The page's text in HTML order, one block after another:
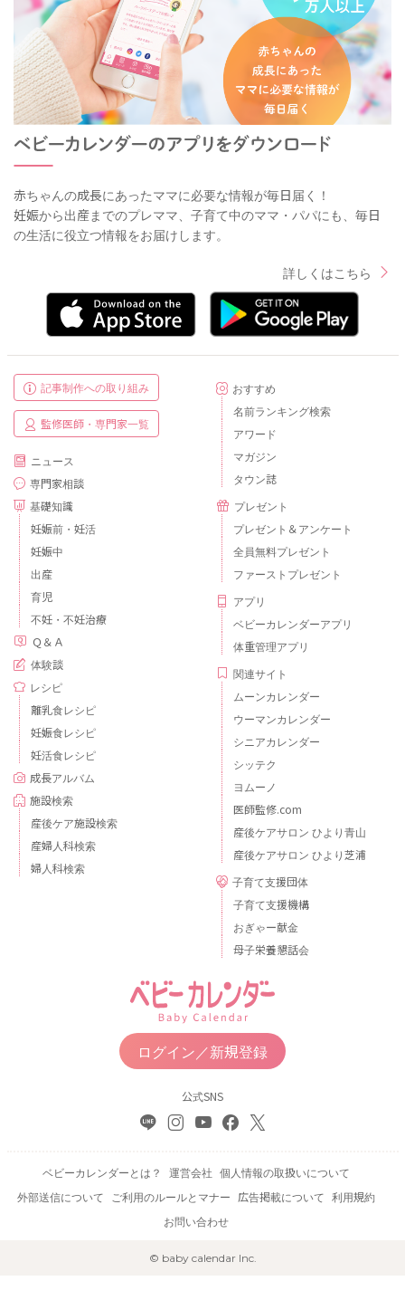
赤ちゃんの成長にあったママに必要な情報が毎日届く！
妊娠から出産までのプレママ、子育て中のママ・パパにも、毎日
の生活に役立つ情報をお届けします。
詳しくはこちら
記事制作への取り組み
監修医師・専門家一覧
ニュース
専門家相談
基礎知識
妊娠前・妊活
妊娠中
出産
育児
不妊・不妊治療
Ｑ＆Ａ
体験談
レシピ
離乳食レシピ
妊娠食レシピ
妊活食レシピ
成長アルバム
施設検索
産後ケア施設検索
産婦人科検索
婦人科検索
おすすめ
名前ランキング検索
アワード
マガジン
タウン誌
プレゼント
プレゼント＆アンケート
全員無料プレゼント
ファーストプレゼント
アプリ
ベビーカレンダーアプリ
体重管理アプリ
関連サイト
ムーンカレンダー
ウーマンカレンダー
シニアカレンダー
シッテク
ヨムーノ
医師監修.com
産後ケアサロン ひより青山
産後ケアサロン ひより芝浦
子育て支援団体
子育て支援機構
おぎゃー献金
母子栄養懇話会
ログイン／新規登録
公式SNS
ベビーカレンダーとは？ 運営会社 個人情報の取扱いについて
外部送信について
ご利用のルールとマナー 広告掲載について 利用規約
お問い合わせ
© baby calendar Inc.